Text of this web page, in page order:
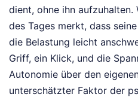
dient, ohne ihn aufzuhalten.
des Tages merkt, dass
die Belastung leicht
Griff, ein Klick, und die
Autonomie über den
unterschätzter Faktor der